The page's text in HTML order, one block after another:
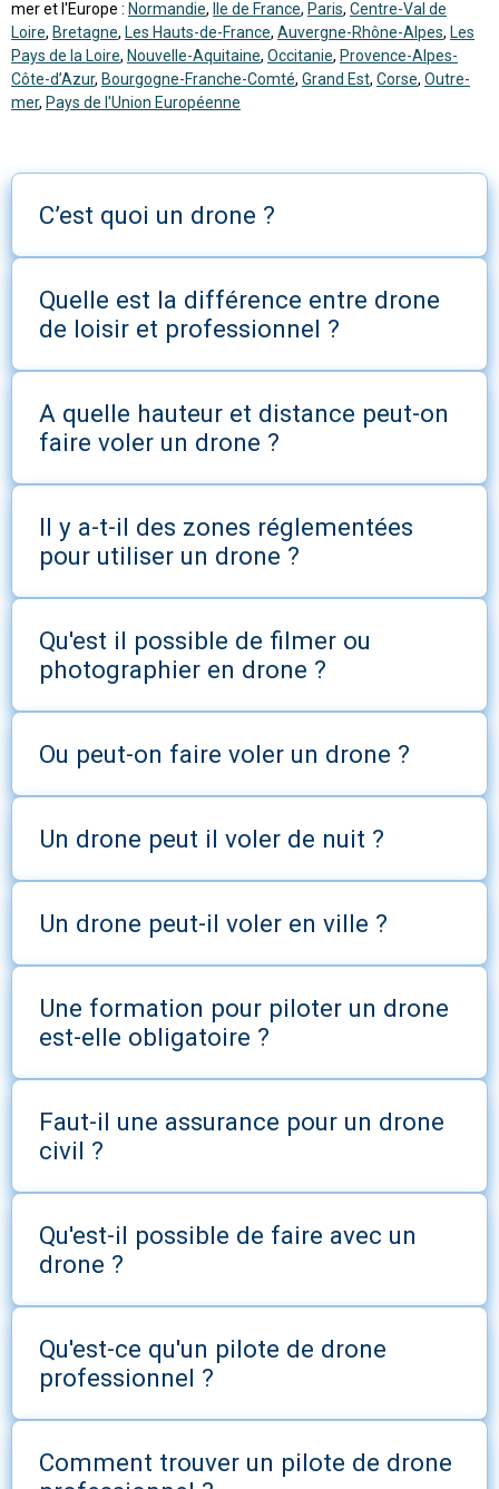
mer et l'Europe : Normandie, Ile de France, Paris, Centre-Val de
Loire, Bretagne, Les Hauts-de-France, Auvergne-Rhône-Alpes, Les
Pays de la Loire, Nouvelle-Aquitaine, Occitanie, Provence-Alpes-
Côte-d’Azur, Bourgogne-Franche-Comté, Grand Est, Corse, Outre-
mer, Pays de l'Union Européenne
C’est quoi un drone ?
Quelle est la différence entre drone
de loisir et professionnel ?
A quelle hauteur et distance peut-on
faire voler un drone ?
Il y a-t-il des zones réglementées
pour utiliser un drone ?
Qu'est il possible de filmer ou
photographier en drone ?
Ou peut-on faire voler un drone ?
Un drone peut il voler de nuit ?
Un drone peut-il voler en ville ?
Une formation pour piloter un drone
est-elle obligatoire ?
Faut-il une assurance pour un drone
civil ?
Qu'est-il possible de faire avec un
drone ?
Qu'est-ce qu'un pilote de drone
professionnel ?
Comment trouver un pilote de drone